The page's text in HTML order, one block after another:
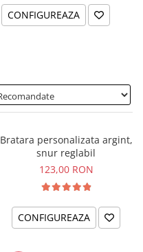
CONFIGUREAZA
Bratara personalizata argint,
snur reglabil
123,00 RON
CONFIGUREAZA